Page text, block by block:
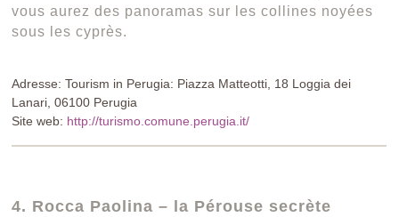
vous aurez des panoramas sur les collines noyées
sous les cyprès.
Adresse: Tourism in Perugia: Piazza Matteotti, 18 Loggia dei
Lanari, 06100 Perugia
Site web: http://turismo.comune.perugia.it/
4. Rocca Paolina – la Pérouse secrète